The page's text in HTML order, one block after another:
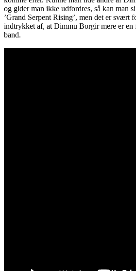
og gider man ikke udfordres, så kan man
’Grand Serpent Rising’, men det er svært
indtrykket af, at Dimmu Borgir mere er en
band.